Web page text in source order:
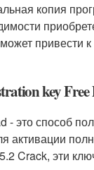
копия
key
- это способ
активации
Crack, эти